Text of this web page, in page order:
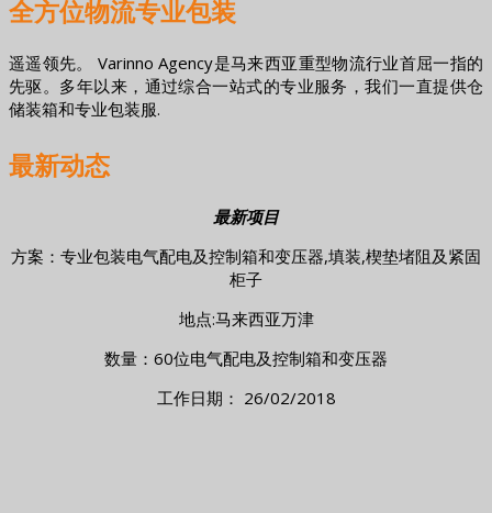
全方位物流专业包装
遥遥领先。 Varinno Agency是马来西亚重型物流行业首屈一指的
先驱。多年以来，通过综合一站式的专业服务，我们一直提供仓
储装箱和专业包装服.
最新动态
最新项目
方案：专业包装电气配电及控制箱和变压器,填装,楔垫堵阻及紧固
柜子
地点:马来西亚万津
数量：60位电气配电及控制箱和变压器
工作日期： 26/02/2018